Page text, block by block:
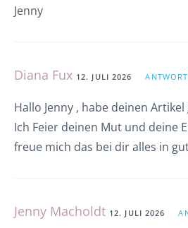
Jenny
Diana Fux 12. JULI 2026
Hallo Jenny , habe deinen
Ich Feier deinen Mut und deine
freue mich das bei dir alles in
Jenny Macholdt 12. JULI 2026